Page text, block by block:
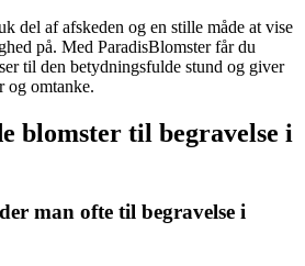
del af afskeden og en stille måde at vise
på. Med ParadisBlomster får du
til den betydningsfulde stund og giver
og omtanke.
blomster til begravelse i
man ofte til begravelse i